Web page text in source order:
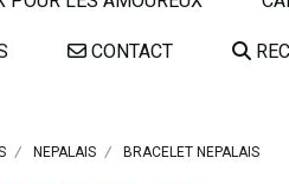
CONTACT
NEPALAIS BRACELET NEPALAIS